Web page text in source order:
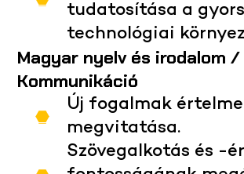
tudatosítása a
technológiai
Magyar nyelv és irodalom /
Kommunikáció
Új fogalmak
megvitatása.
Szövegalkotás és -